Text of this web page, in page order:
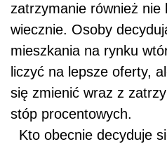
zatrzymanie również nie
wiecznie. Osoby
mieszkania na rynku
liczyć na lepsze oferty,
się zmienić wraz z
stóp procentowych.
Kto obecnie decyduje